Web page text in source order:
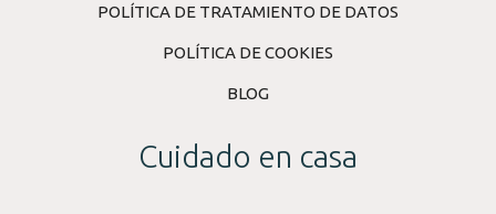
POLÍTICA DE TRATAMIENTO DE DATOS
POLÍTICA DE COOKIES
BLOG
Cuidado en casa